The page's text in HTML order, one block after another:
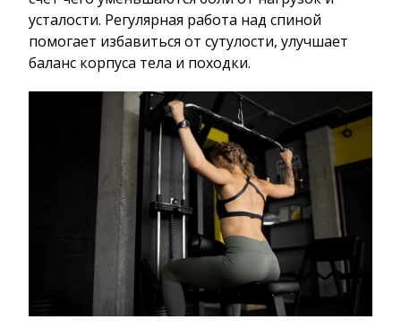
усталости. Регулярная работа над спиной
помогает избавиться от сутулости, улучшает
баланс корпуса тела и походки.